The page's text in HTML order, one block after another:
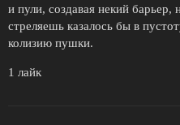
и пули, создавая некий барьер,
стреляешь казалось бы в
колизию пушки.
1 лайк